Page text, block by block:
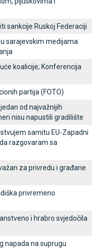
sankcije Ruskoj Federaciji
sarajevskim medijama
koalicije; Konferencija
partija (FOTO)
od najvažnijih
nisu napustili gradilište
samitu EU-Zapadni
razgovaram sa
za privredu i građane
privremeno
i hrabro svjedočila
napada na suprugu